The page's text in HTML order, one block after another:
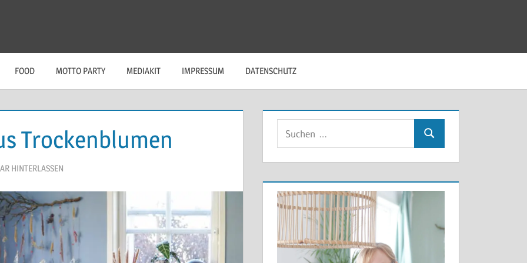
FOOD MOTTO PARTY MEDIAKIT IMPRESSUM DATENSCHUTZ
Trockenblumen
HINTERLASSEN
Suchen